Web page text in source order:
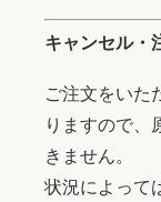
キャンセル・
ご注文をいた
りますので、
きません。
状況によって